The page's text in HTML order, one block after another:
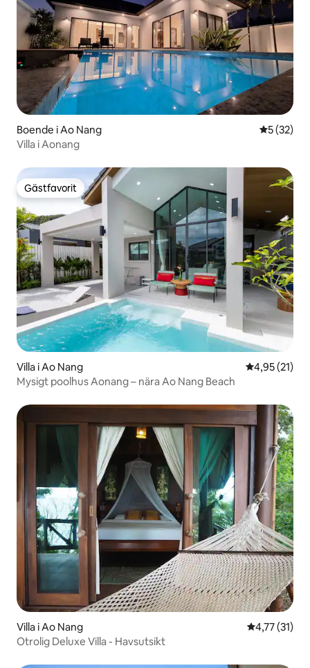
Boende i Ao Nang 5 av 5 i
5 (32)
Villa i Aonang
Gästfavorit
Gästfavorit
Villa i Ao Nang 4,95 av 5 i
4,95 (21)
Mysigt poolhus Aonang – nära Ao Nang Beach
Villa i Ao Nang 4,77 av 5 i
4,77 (31)
Otrolig Deluxe Villa - Havsutsikt